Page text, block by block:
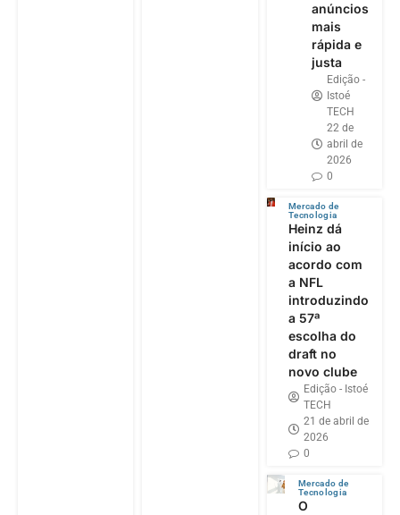
anúncios
mais
rápida e
justa
Edição -
Istoé
TECH
22 de
abril de
2026
0
Mercado de
Tecnologia
Heinz dá
início ao
acordo com
a NFL
introduzindo
a 57ª
escolha do
draft no
novo clube
Edição - Istoé
TECH
21 de abril de
2026
0
Mercado de
Tecnologia
O